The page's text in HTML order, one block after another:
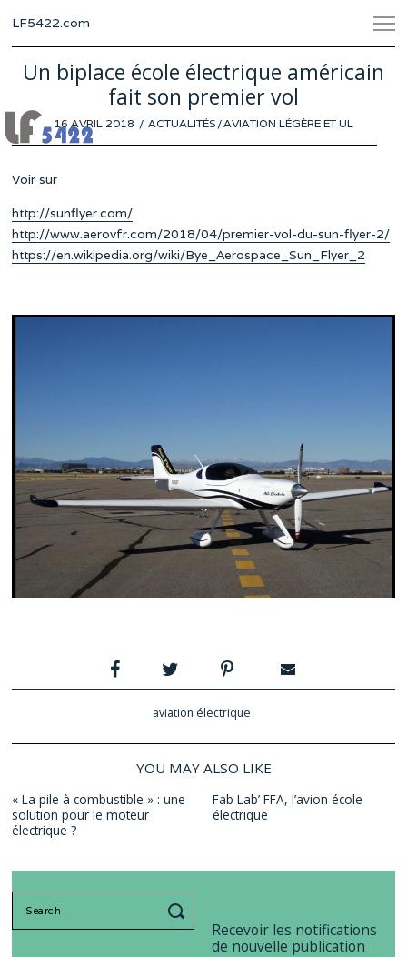
LF5422.com
Un biplace école électrique américain
fait son premier vol
POSTED
ON
16 AVRIL 2018 ACTUALITÉS /AVIATION LÉGÈRE ET UL
Voir sur
http://sunflyer.com/
http://www.aerovfr.com/2018/04/premier-vol-du-sun-flyer-2/
https://en.wikipedia.org/wiki/Bye_Aerospace_Sun_Flyer_2
aviation électrique
YOU MAY ALSO LIKE
« La pile à combustible » : une
solution pour le moteur
électrique ?
Fab Lab’ FFA, l’avion école
électrique
Recevoir les notifications
de nouvelle publication